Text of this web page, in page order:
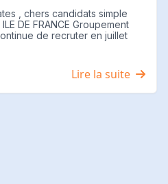
, chers candidats simple
DE FRANCE Groupement
de recruter en juillet
Lire la suite